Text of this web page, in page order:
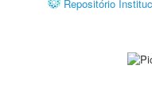
Repositório